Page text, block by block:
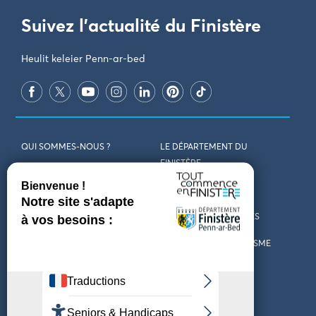
Suivez l'actualité du Finistère
Heulit keleier Penn-ar-bed
QUI SOMMES-NOUS ?
LE DÉPARTEMENT DU
FINISTÈRE
REJOIGNEZ-NOUS VENIR EN FINISTÈRE
CONTACT CARTES ET BROCHURES
LES OFFICES DE TOURISME
D’ACCESSIBILITÉ